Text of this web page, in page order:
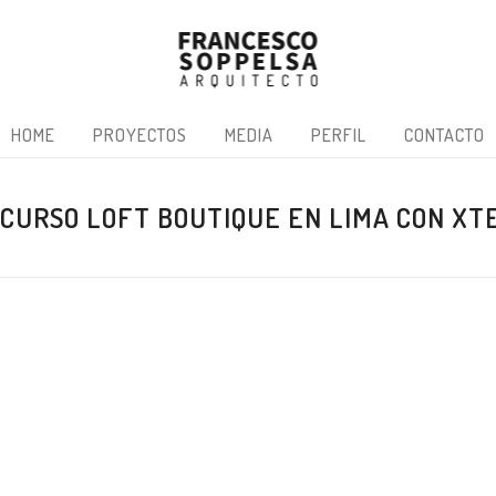
HOME PROYECTOS MEDIA PERFIL CONTACTO
LOFT BOUTIQUE EN LIMA CON